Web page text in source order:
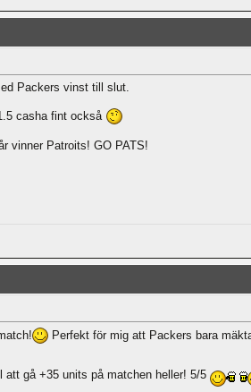
Packers vinst till slut.
casha fint också
vinner Patroits! GO PATS!
Perfekt för mig att Packers bara
att gå +35 units på matchen heller! 5/5